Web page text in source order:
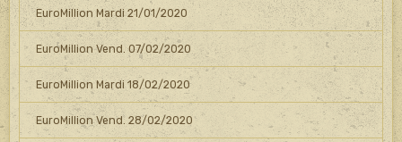
EuroMillion Mardi 21/01/2020
EuroMillion Vend. 07/02/2020
EuroMillion Mardi 18/02/2020
EuroMillion Vend. 28/02/2020